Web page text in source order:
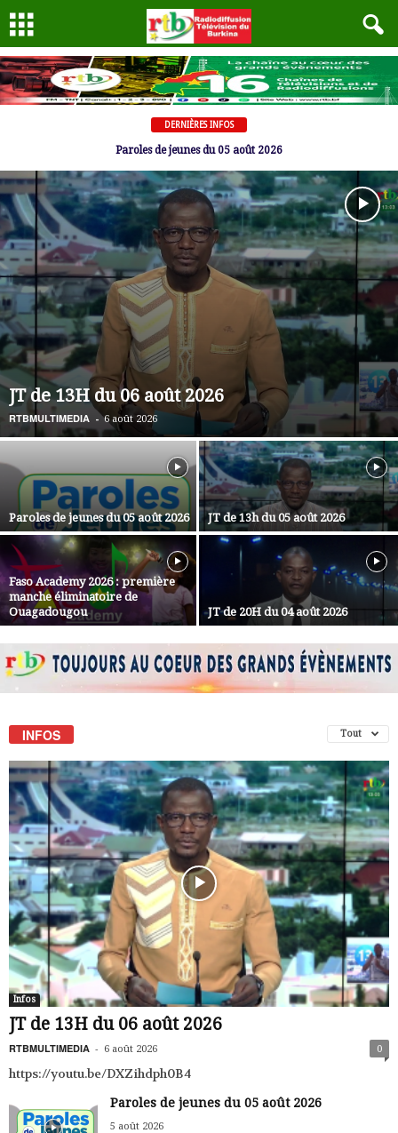
DERNIÈRES INFOS
JT de 13h du 05 août 2026
JT de 13H du 06 août 2026
RTBMULTIMEDIA - 6 août 2026
Paroles de jeunes du 05 août 2026 JT de 13h du 05 août 2026
Faso Academy 2026 : première
manche éliminatoire de
Ouagadougou
JT de 20H du 04 août 2026
INFOS Tout
Infos
JT de 13H du 06 août 2026
RTBMULTIMEDIA - 6 août 2026 0
https://youtu.be/DXZihdph0B4
Paroles de jeunes du 05 août 2026
5 août 2026